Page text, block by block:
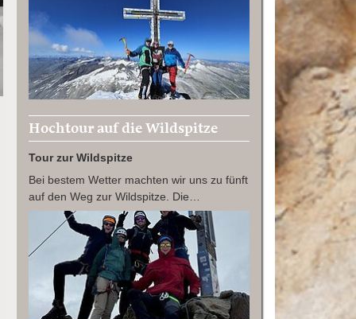
Hochtour auf die Wildspitze
Tour zur Wildspitze
Bei bestem Wetter machten wir uns zu fünft
auf den Weg zur Wildspitze. Die…